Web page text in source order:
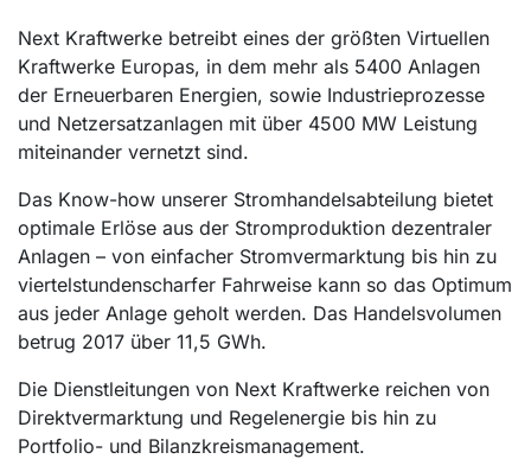
Next Kraftwerke betreibt eines der größten Virtuellen
Kraftwerke Europas, in dem mehr als 5400 Anlagen
der Erneuerbaren Energien, sowie Industrieprozesse
und Netzersatzanlagen mit über 4500 MW Leistung
miteinander vernetzt sind.
Das Know-how unserer Stromhandelsabteilung bietet
optimale Erlöse aus der Stromproduktion dezentraler
Anlagen – von einfacher Stromvermarktung bis hin zu
viertelstundenscharfer Fahrweise kann so das Optimum
aus jeder Anlage geholt werden. Das Handelsvolumen
betrug 2017 über 11,5 GWh.
Die Dienstleitungen von Next Kraftwerke reichen von
Direktvermarktung und Regelenergie bis hin zu
Portfolio- und Bilanzkreismanagement.